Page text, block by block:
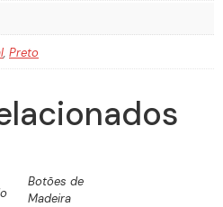
, Preto
Botões de
Madeira